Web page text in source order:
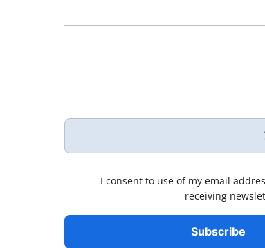
I consent to use of my email
receiving